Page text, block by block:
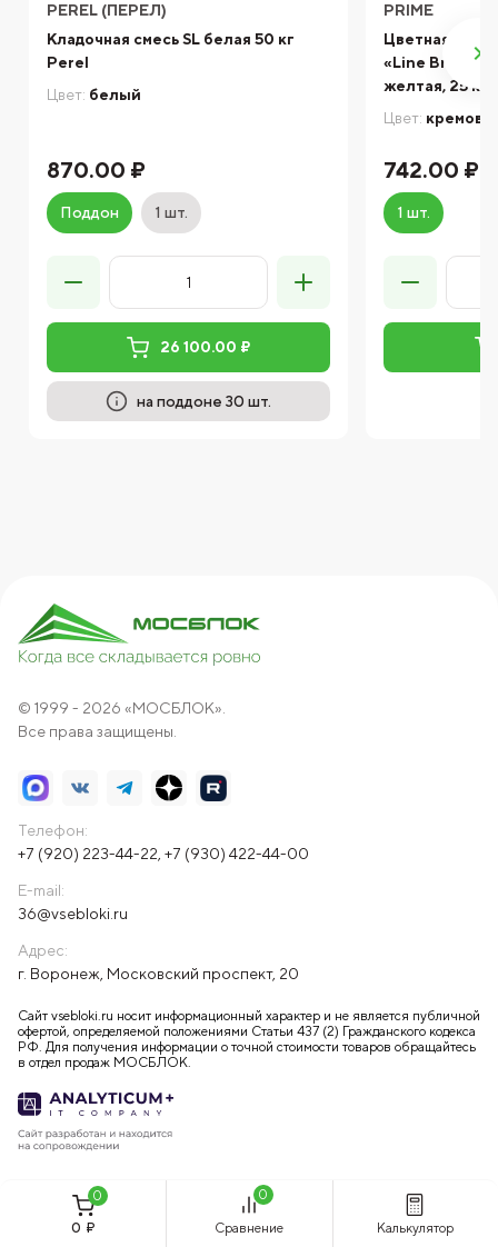
PEREL (ПЕРЕЛ)
Кладочная смесь SL белая 50 кг
Perel
Цвет: белый
870.00 ₽
Поддон 1 шт.
26 100.00 ₽
на поддоне 30 шт.
PRIME
Цветная
«Line Brick» -
желтая, 25 кг
Цвет:
742.00 ₽
1 шт.
© 1999 - 2026 «МОСБЛОК».
Все права защищены.
Телефон:
+7 (920) 223-44-22, +7 (930) 422-44-00
E-mail:
36@vsebloki.ru
Адрес:
г. Воронеж, Московский проспект, 20
Сайт vsebloki.ru носит информационный характер и не является публичной
офертой, определяемой положениями Статьи 437 (2) Гражданского кодекса
РФ. Для получения информации о точной стоимости товаров обращайтесь
в отдел продаж МОСБЛОК.
0
0 ₽
0
Сравнение Калькулятор